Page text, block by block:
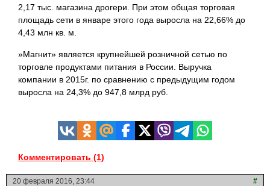
2,17 тыс. магазина дрогери. При этом общая торговая
площадь сети в январе этого года выросла на 22,66% до
4,43 млн кв. м.
»Магнит» является крупнейшей розничной сетью по
торговле продуктами питания в России. Выручка
компании в 2015г. по сравнению с предыдущим годом
выросла на 24,3% до 947,8 млрд руб.
Комментировать (1)
20 февраля 2016, 23:44 #